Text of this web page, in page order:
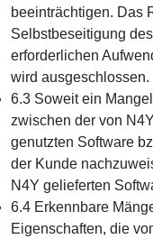
beeinträchtigen. Das
Selbstbeseitigung
erforderlichen
wird ausgeschlossen.
6.3 Soweit ein
zwischen der von
genutzten Software
der Kunde
N4Y gelieferten
6.4 Erkennbare
Eigenschaften, die